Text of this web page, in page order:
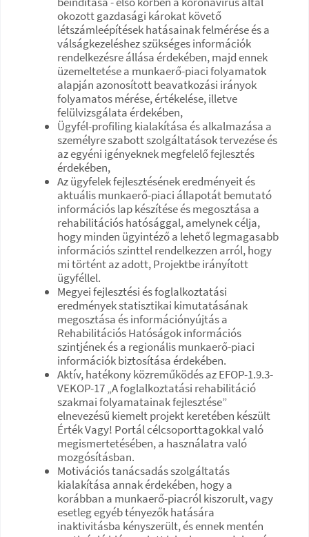
okozott gazdasági károkat követő
létszámleépítések hatásainak felmérése és a
válságkezeléshez szükséges információk
rendelkezésre állása érdekében, majd ennek
üzemeltetése a munkaerő-piaci folyamatok
alapján azonosított beavatkozási irányok
folyamatos mérése, értékelése, illetve
felülvizsgálata érdekében,
Ügyfél-profiling kialakítása és alkalmazása a
személyre szabott szolgáltatások tervezése és
az egyéni igényeknek megfelelő fejlesztés
érdekében,
Az ügyfelek fejlesztésének eredményeit és
aktuális munkaerő-piaci állapotát bemutató
információs lap készítése és megosztása a
rehabilitációs hatósággal, amelynek célja,
hogy minden ügyintéző a lehető legmagasabb
információs szinttel rendelkezzen arról, hogy
mi történt az adott, Projektbe irányított
ügyféllel.
Megyei fejlesztési és foglalkoztatási
eredmények statisztikai kimutatásának
megosztása és információnyújtás a
Rehabilitációs Hatóságok információs
szintjének és a regionális munkaerő-piaci
információk biztosítása érdekében.
Aktív, hatékony közreműködés az EFOP-1.9.3-
VEKOP-17 „A foglalkoztatási rehabilitáció
szakmai folyamatainak fejlesztése”
elnevezésű kiemelt projekt keretében készült
Érték Vagy! Portál célcsoporttagokkal való
megismertetésében, a használatra való
mozgósításban.
Motivációs tanácsadás szolgáltatás
kialakítása annak érdekében, hogy a
korábban a munkaerő-piacról kiszorult, vagy
esetleg egyéb tényezők hatására
inaktivitásba kényszerült, és ennek mentén